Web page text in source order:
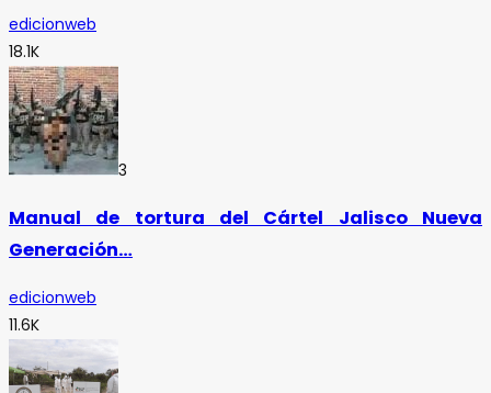
edicionweb
18.1K
3
Manual de tortura del Cártel Jalisco Nueva
Generación…
edicionweb
11.6K